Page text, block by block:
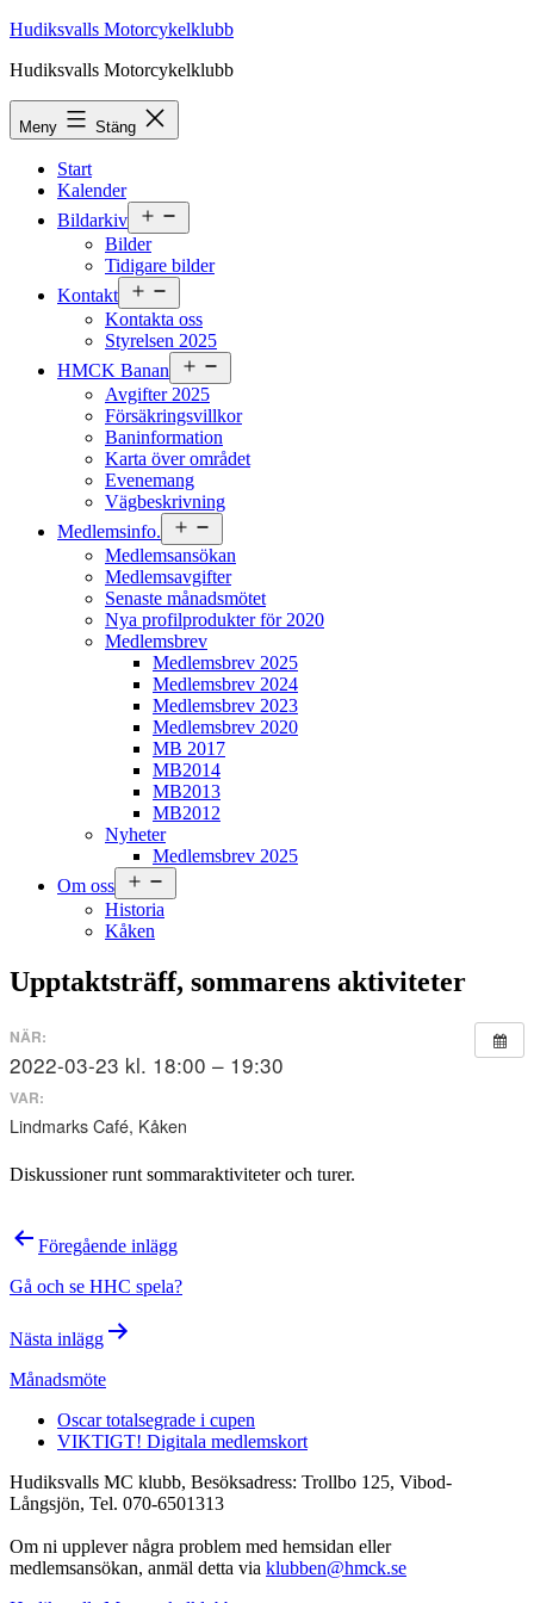
Hoppa
innehåll
Hudiksvalls Motorcykelklubb
Hudiksvalls Motorcykelklubb
Meny Stäng
Start
Kalender
Bildarkiv
meny
Bilder
Tidigare bilder
Kontakt
meny
Kontakta oss
Styrelsen 2025
HMCK Banan
meny
Avgifter 2025
Försäkringsvillkor
Baninformation
Karta över området
Evenemang
Vägbeskrivning
Medlemsinfo.
meny
Medlemsansökan
Medlemsavgifter
Senaste månadsmötet
Nya profilprodukter för 2020
Medlemsbrev
Medlemsbrev 2025
Medlemsbrev 2024
Medlemsbrev 2023
Medlemsbrev 2020
MB 2017
MB2014
MB2013
MB2012
Nyheter
Medlemsbrev 2025
Om oss
meny
Historia
Kåken
Upptaktsträff, sommarens aktiviteter
NÄR:
2022-03-23 kl. 18:00 – 19:30
VAR:
Lindmarks Café, Kåken
Diskussioner runt sommaraktiviteter och turer.
Inläggsnavigering
Föregående inlägg
Gå och se HHC spela?
Nästa inlägg
Månadsmöte
Oscar totalsegrade i cupen
VIKTIGT! Digitala medlemskort
Hudiksvalls MC klubb, Besöksadress: Trollbo 125, Vibod-
Långsjön, Tel. 070-6501313
Om ni upplever några problem med hemsidan eller
medlemsansökan, anmäl detta via klubben@hmck.se